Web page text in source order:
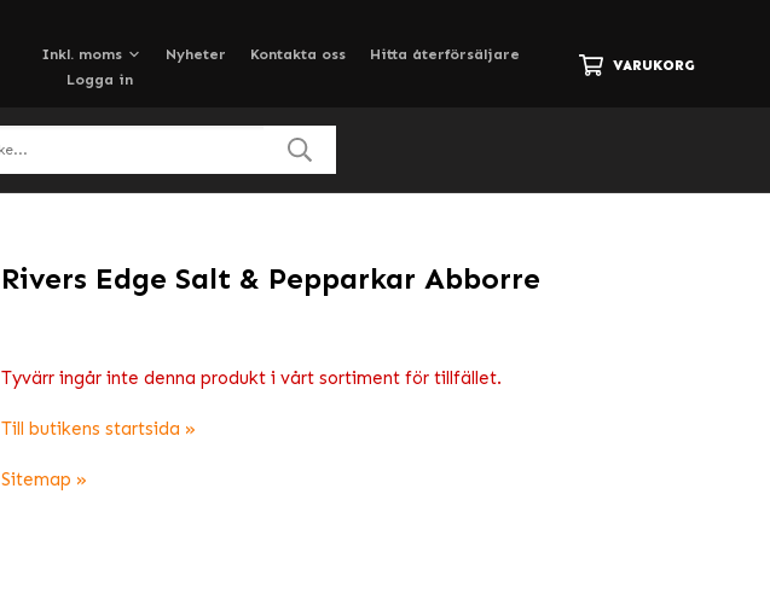
Nyheter Kontakta oss
Hitta återförsäljare
Logga in
VARUKORG
Rivers Edge Salt & Pepparkar Abborre
Tyvärr ingår inte denna produkt i vårt sortiment för tillfället.
Till butikens startsida »
Sitemap »